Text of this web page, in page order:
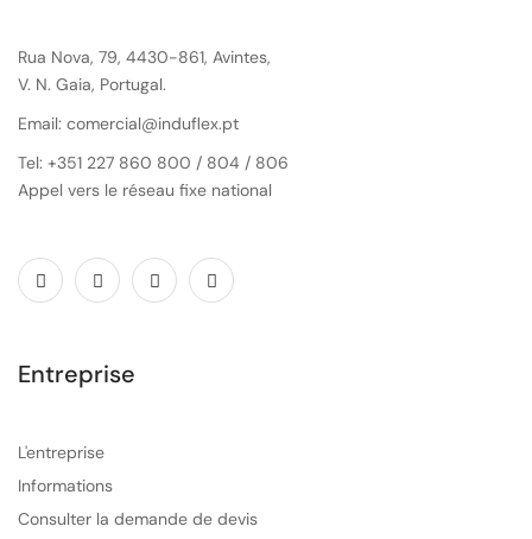
Rua Nova, 79, 4430-861, Avintes,
V. N. Gaia, Portugal.
Email: comercial@induflex.pt
Tel: +351 227 860 800 / 804 / 806
Appel vers le réseau fixe national
Entreprise
L'entreprise
Informations
Consulter la demande de devis